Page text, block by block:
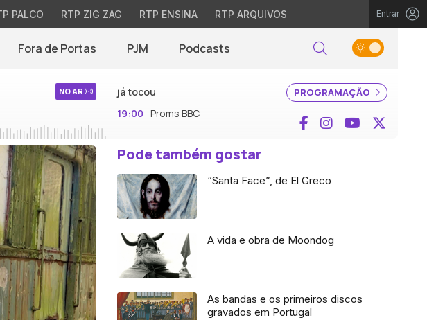
PALCO RTP ZIG ZAG RTP ENSINA RTP ARQUIVOS Entrar
Fora de Portas PJM Podcasts Pesquisar
NO AR PROGRAMAÇÃO
já tocou
19:00 Proms BBC Facebook
InstagramYouTube
Pode também gostar
“Santa Face”, de El Greco
A vida e obra de Moondog
As bandas e os primeiros discos
gravados em Portugal